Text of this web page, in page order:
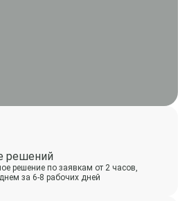
решений
решение по заявкам от 2 часов,
за 6-8 рабочих дней